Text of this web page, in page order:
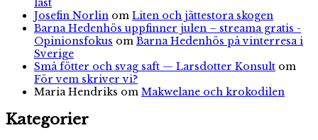
Josefin Norlin om Liten och jättestora skogen
Barna Hedenhös uppfinner julen – streama gratis -
Opinionsfokus om Barna Hedenhös på vinterresa i
Sverige
Små fötter och svag saft — Larsdotter Konsult om
För vem skriver vi?
Maria Hendriks om Makwelane och krokodilen
Kategorier